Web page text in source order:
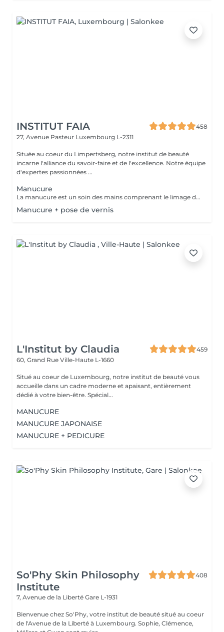
INSTITUT FAIA
458
27, Avenue Pasteur Luxembourg L-2311
Située au coeur du Limpertsberg, notre institut de beauté
incarne l'alliance du savoir-faire et de l'excellence. Notre équipe
d'expertes passionnées ...
Manucure
La manucure est un soin des mains comprenant le limage des ongles, la pousse et la coupe des cuticules, massage avec crème de soin et application d'un vernis transparent si désiré.
Manucure + pose de vernis
L'Institut by Claudia
459
60, Grand Rue Ville-Haute L-1660
Situé au coeur de Luxembourg, notre institut de beauté vous
accueille dans un cadre moderne et apaisant, entièrement
dédié à votre bien-être. Spécial...
MANUCURE
MANUCURE JAPONAISE
MANUCURE + PEDICURE
So'Phy Skin Philosophy
Institute
408
7, Avenue de la Liberté Gare L-1931
Bienvenue chez So'Phy, votre institut de beauté situé au coeur
de l'Avenue de la Liberté à Luxembourg. Sophie, Clémence,